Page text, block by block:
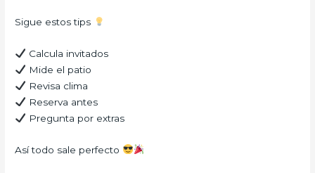
Sigue estos tips
Calcula invitados
Mide el patio
Revisa clima
Reserva antes
Pregunta por extras
Así todo sale perfecto